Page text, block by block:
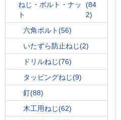
ねじ・ボルト・ナッ
ト
(84
2)
六角ボルト(56)
いたずら防止ねじ(2)
ドリルねじ(76)
タッピングねじ(9)
釘(88)
木工用ねじ(62)